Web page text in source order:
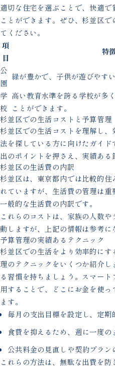
適切な住宅を選ぶことで、快適で
ことができます。ぜひ、杉並区
てください。
項
目
特
公
園
緑が豊かで、子供が遊びやす
学
校
高い教育水準を誇る学校が多
ことができます。
杉並区での生活コストと予算管理
杉並区での生活コストを理解し
法を探している方に向けたガイ
出のポイントを押さえ、実績ある
杉並区の生活費の内訳
杉並区は、東京都内では比較的住
れていますが、生活費の管理は
一般的な生活費の内訳です。
これらのコストは、家族の人数
動しますが、上記の情報は参考に
予算管理の実績あるテクニック
杉並区での生活をより効率的に
理のテクニックをいくつか紹介
る習慣を持ちましょう。スマー
用することで、どこにお金を使
ます。
毎月の支出目標を設定し、定期
食費を抑えるため、週に一度の
公共料金の見直しや契約プラン
これらの方法は、無駄な出費を防